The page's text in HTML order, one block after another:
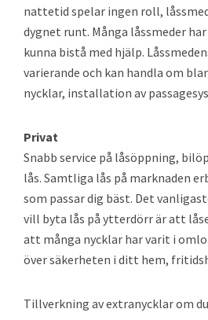
nattetid spelar ingen roll,
dygnet runt. Många låssmeder
kunna bistå med hjälp.
varierande och kan handla om
nycklar, installation av
Privat
Snabb service på låsöppning,
lås. Samtliga lås på marknaden
som passar dig bäst. Det
vill byta lås på ytterdörr är att
att många nycklar har varit i
över säkerheten i ditt hem,
Tillverkning av extranycklar om